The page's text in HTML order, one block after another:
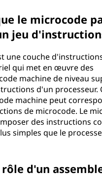
le microcode
jeu
une couche
qui met en œuvre des
machine de niveau
d'un processeur.
machine peut
de microcode. Le
des instructions
simples que le
d'un